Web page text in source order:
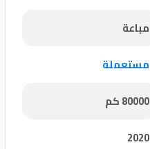
مباعة
مستعملة
80000 كم
2020